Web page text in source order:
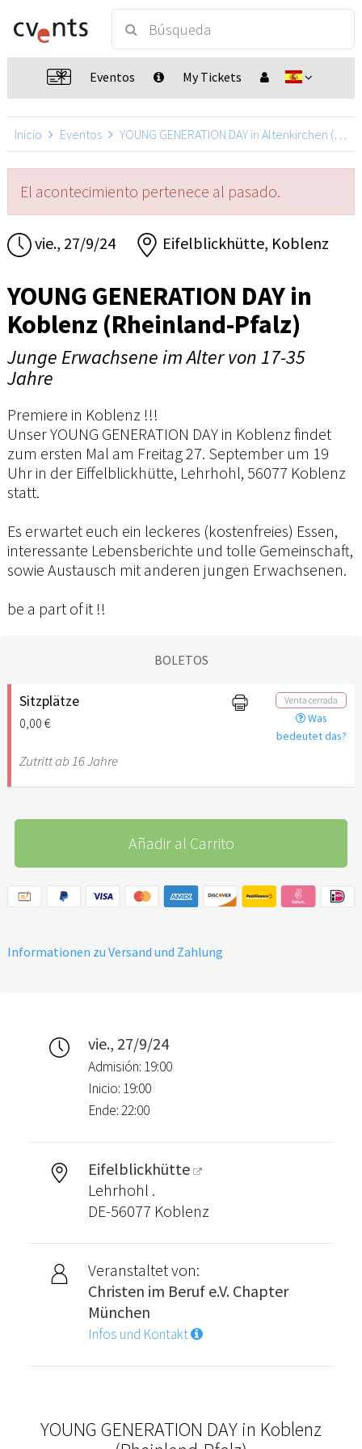
Eventos My Tickets
Inicio Eventos YOUNG GENERATION DAY in Altenkirchen (Rheinland-Pfalz)
El acontecimiento pertenece al pasado.
vie., 27/9/24 Eifelblickhütte, Koblenz
YOUNG GENERATION DAY in
Koblenz (Rheinland-Pfalz)
Junge Erwachsene im Alter von 17-35
Jahre
Premiere in Koblenz !!!
Unser YOUNG GENERATION DAY in Koblenz findet
zum ersten Mal am Freitag 27. September um 19
Uhr in der Eiffelblickhütte, Lehrhohl, 56077 Koblenz
statt.
Es erwartet euch ein leckeres (kostenfreies) Essen,
interessante Lebensberichte und tolle Gemeinschaft,
sowie Austausch mit anderen jungen Erwachsenen.
be a part of it !!
BOLETOS
Sitzplätze
0,00 €
Venta cerrada
Was
bedeutet das?
Zutritt ab 16 Jahre
Añadir al Carrito
Informationen zu Versand und Zahlung
vie., 27/9/24
Admisión: 19:00
Inicio: 19:00
Ende: 22:00
Eifelblickhütte
Lehrhohl .
DE-56077 Koblenz
Veranstaltet von:
Christen im Beruf e.V. Chapter
München
Infos und Kontakt
YOUNG GENERATION DAY in Koblenz